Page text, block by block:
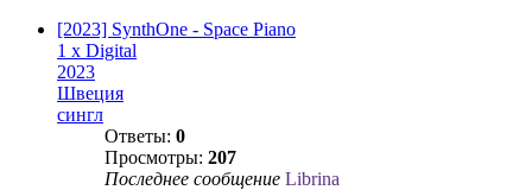
[2023] SynthOne - Space Piano
1 x Digital
2023
Швеция
сингл
Ответы: 0
Просмотры: 207
Последнее сообщение Librina